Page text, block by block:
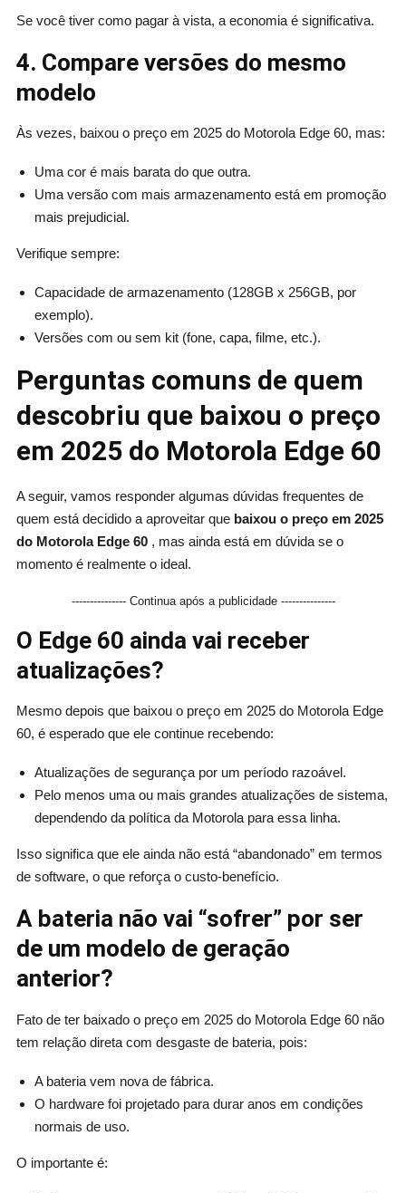
Se você tiver como pagar à vista, a economia é significativa.
4. Compare versões do mesmo
modelo
Às vezes, baixou o preço em 2025 do Motorola Edge 60, mas:
Uma cor é mais barata do que outra.
Uma versão com mais armazenamento está em promoção
mais prejudicial.
Verifique sempre:
Capacidade de armazenamento (128GB x 256GB, por
exemplo).
Versões com ou sem kit (fone, capa, filme, etc.).
Perguntas comuns de quem
descobriu que baixou o preço
em 2025 do Motorola Edge 60
A seguir, vamos responder algumas dúvidas frequentes de
quem está decidido a aproveitar que baixou o preço em 2025
do Motorola Edge 60, mas ainda está em dúvida se o
momento é realmente o ideal.
--------------- Continua após a publicidade ---------------
O Edge 60 ainda vai receber
atualizações?
Mesmo depois que baixou o preço em 2025 do Motorola Edge
60, é esperado que ele continue recebendo:
Atualizações de segurança por um período razoável.
Pelo menos uma ou mais grandes atualizações de sistema,
dependendo da política da Motorola para essa linha.
Isso significa que ele ainda não está “abandonado” em termos
de software, o que reforça o custo-benefício.
A bateria não vai “sofrer” por ser
de um modelo de geração
anterior?
Fato de ter baixado o preço em 2025 do Motorola Edge 60 não
tem relação direta com desgaste de bateria, pois:
A bateria vem nova de fábrica.
O hardware foi projetado para durar anos em condições
normais de uso.
O importante é: